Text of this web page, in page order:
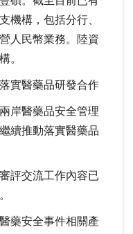
機構，包括分行、
人民幣業務。陸資
。
實醫藥品研發合作
岸醫藥品安全管理
續推動落實醫藥品
評交流工作內容已
藥安全事件相關產